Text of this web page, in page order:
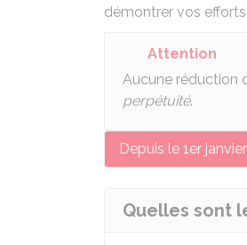
démontrer vos
Attention
Aucune réduction
perpétuité.
Depuis le 1er
Quelles sont